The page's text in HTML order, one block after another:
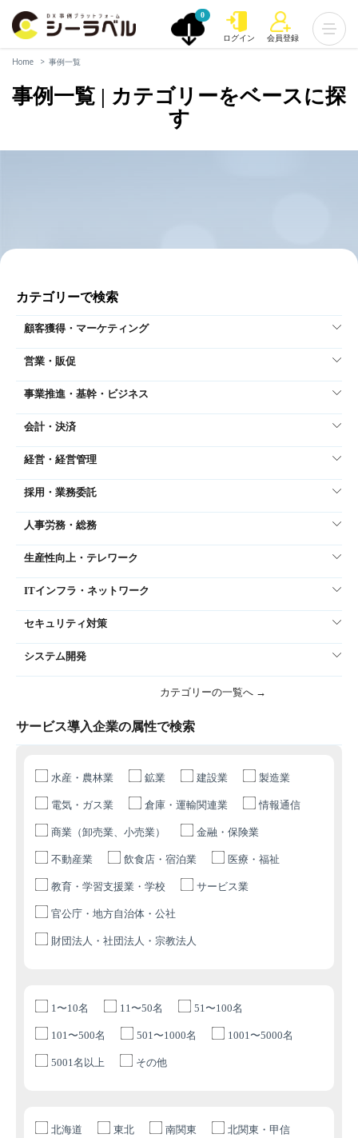
0
ログイン 会員登録
Home 事例一覧
事例一覧 | カテゴリーをベースに探
す
カテゴリーで検索
顧客獲得・マーケティング
営業・販促
事業推進・基幹・ビジネス
会計・決済
経営・経営管理
採用・業務委託
人事労務・総務
生産性向上・テレワーク
ITインフラ・ネットワーク
セキュリティ対策
システム開発
カテゴリーの一覧へ →
サービス導入企業の属性で検索
水産・農林業 鉱業 建設業 製造業
電気・ガス業 倉庫・運輸関連業 情報通信
商業（卸売業、小売業） 金融・保険業
不動産業 飲食店・宿泊業 医療・福祉
教育・学習支援業・学校 サービス業
官公庁・地方自治体・公社
財団法人・社団法人・宗教法人
1〜10名 11〜50名 51〜100名
101〜500名 501〜1000名 1001〜5000名
5001名以上 その他
北海道 東北 南関東 北関東・甲信